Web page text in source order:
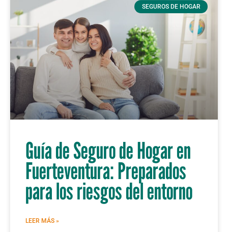
SEGUROS DE HOGAR
Guía de Seguro de Hogar en
Fuerteventura: Preparados
para los riesgos del entorno
LEER MÁS »